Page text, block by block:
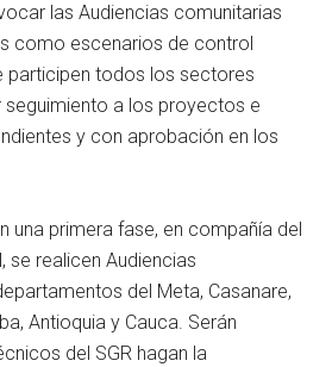
las Audiencias comunitarias
como escenarios de control
participen todos los sectores
seguimiento a los proyectos e
y con aprobación en los
una primera fase, en compañía del
se realicen Audiencias
del Meta, Casanare,
Antioquia y Cauca. Serán
del SGR hagan la